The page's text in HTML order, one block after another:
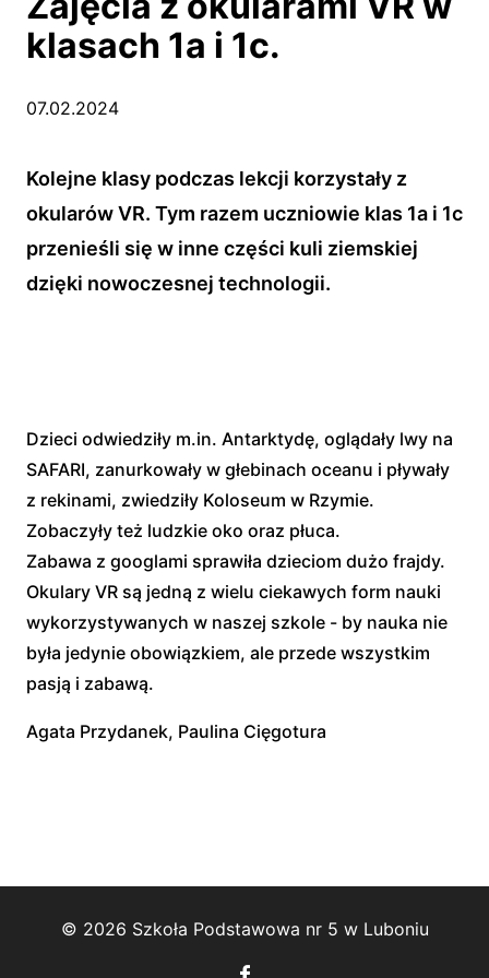
klasach 1a i 1c.
07.02.2024
Kolejne klasy podczas lekcji korzystały z
okularów VR. Tym razem uczniowie klas 1a i 1c
przenieśli się w inne części kuli ziemskiej
dzięki nowoczesnej technologii.
Dzieci odwiedziły m.in. Antarktydę, oglądały lwy na
SAFARI, zanurkowały w głebinach oceanu i pływały
z rekinami, zwiedziły Koloseum w Rzymie.
Zobaczyły też ludzkie oko oraz płuca.
Zabawa z googlami sprawiła dzieciom dużo frajdy.
Okulary VR są jedną z wielu ciekawych form nauki
wykorzystywanych w naszej szkole - by nauka nie
była jedynie obowiązkiem, ale przede wszystkim
pasją i zabawą.
Agata Przydanek, Paulina Cięgotura
© 2026 Szkoła Podstawowa nr 5 w Luboniu
Follow